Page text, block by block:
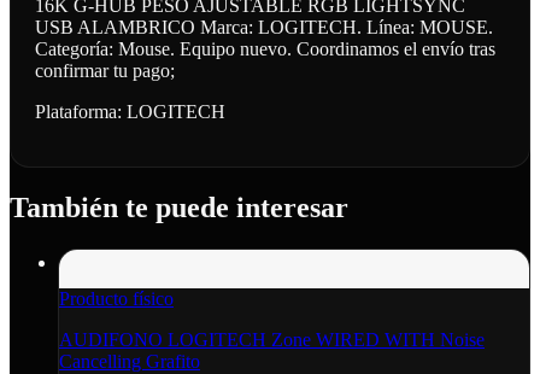
16K G-HUB PESO AJUSTABLE RGB LIGHTSYNC
USB ALAMBRICO Marca: LOGITECH. Línea: MOUSE.
Categoría: Mouse. Equipo nuevo. Coordinamos el envío tras
confirmar tu pago;
Plataforma: LOGITECH
También te puede interesar
Producto físico
AUDIFONO LOGITECH Zone WIRED WITH Noise
Cancelling Grafito